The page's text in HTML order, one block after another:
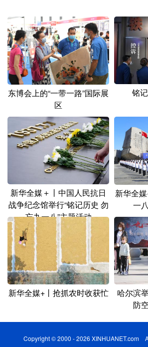
东博会上的“一带一路”国际展
区
铭
新华全媒＋丨中国人民抗日
战争纪念馆举行“铭记历史 勿
忘九一八”主题活动
新华全
一
新华全媒+丨抢抓农时收获忙
哈尔滨
防
Copyright © 2000 - 2026 XINHUANET.com